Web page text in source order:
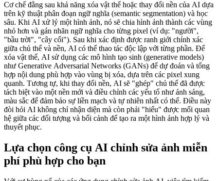
Cơ chế đằng sau khả năng xóa vật thể hoặc thay đổi nền của AI dựa
trên kỹ thuật phân đoạn ngữ nghĩa (semantic segmentation) và học
sâu. Khi AI xử lý một hình ảnh, nó sẽ chia hình ảnh thành các vùng
nhỏ hơn và gán nhãn ngữ nghĩa cho từng pixel (ví dụ: "người",
"bầu trời", "cây cối"). Sau khi xác định được ranh giới chính xác
giữa chủ thể và nền, AI có thể thao tác độc lập với từng phần. Để
xóa vật thể, AI sử dụng các mô hình tạo sinh (generative models)
như Generative Adversarial Networks (GANs) để dự đoán và tổng
hợp nội dung phù hợp vào vùng bị xóa, dựa trên các pixel xung
quanh. Tương tự, khi thay đổi nền, AI sẽ "ghép" chủ thể đã được
tách biệt vào một nền mới và điều chỉnh các yếu tố như ánh sáng,
màu sắc để đảm bảo sự liền mạch và tự nhiên nhất có thể. Điều này
đòi hỏi AI không chỉ nhận diện mà còn phải "hiểu" được mối quan
hệ giữa các đối tượng và bối cảnh để tạo ra một hình ảnh hợp lý và
thuyết phục.
Lựa chọn công cụ AI chỉnh sửa ảnh miễn
phí phù hợp cho bạn